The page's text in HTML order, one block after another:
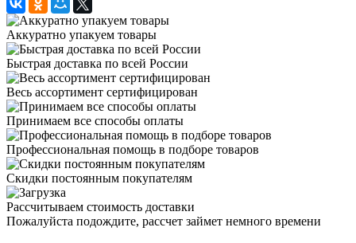
Аккуратно упакуем товары
Быстрая доставка по всей России
Весь ассортимент сертифицирован
Принимаем все способы оплаты
Профессиональная помощь в подборе товаров
Скидки постоянным покупателям
Рассчитываем стоимость доставки
Пожалуйста подождите, рассчет займет немного времени